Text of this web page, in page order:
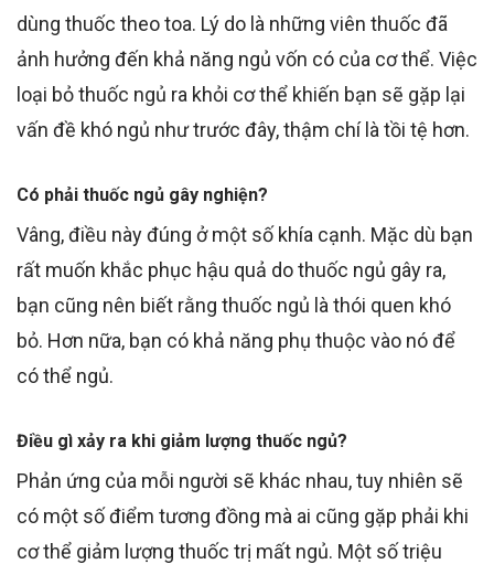
dùng thuốc theo toa. Lý do là những viên thuốc đã
ảnh hưởng đến khả năng ngủ vốn có của cơ thể. Việc
loại bỏ thuốc ngủ ra khỏi cơ thể khiến bạn sẽ gặp lại
vấn đề khó ngủ như trước đây, thậm chí là tồi tệ hơn.
Có phải thuốc ngủ gây nghiện?
Vâng, điều này đúng ở một số khía cạnh. Mặc dù bạn
rất muốn khắc phục hậu quả do thuốc ngủ gây ra,
bạn cũng nên biết rằng thuốc ngủ là thói quen khó
bỏ. Hơn nữa, bạn có khả năng phụ thuộc vào nó để
có thể ngủ.
Điều gì xảy ra khi giảm lượng thuốc ngủ?
Phản ứng của mỗi người sẽ khác nhau, tuy nhiên sẽ
có một số điểm tương đồng mà ai cũng gặp phải khi
cơ thể giảm lượng thuốc trị mất ngủ. Một số triệu